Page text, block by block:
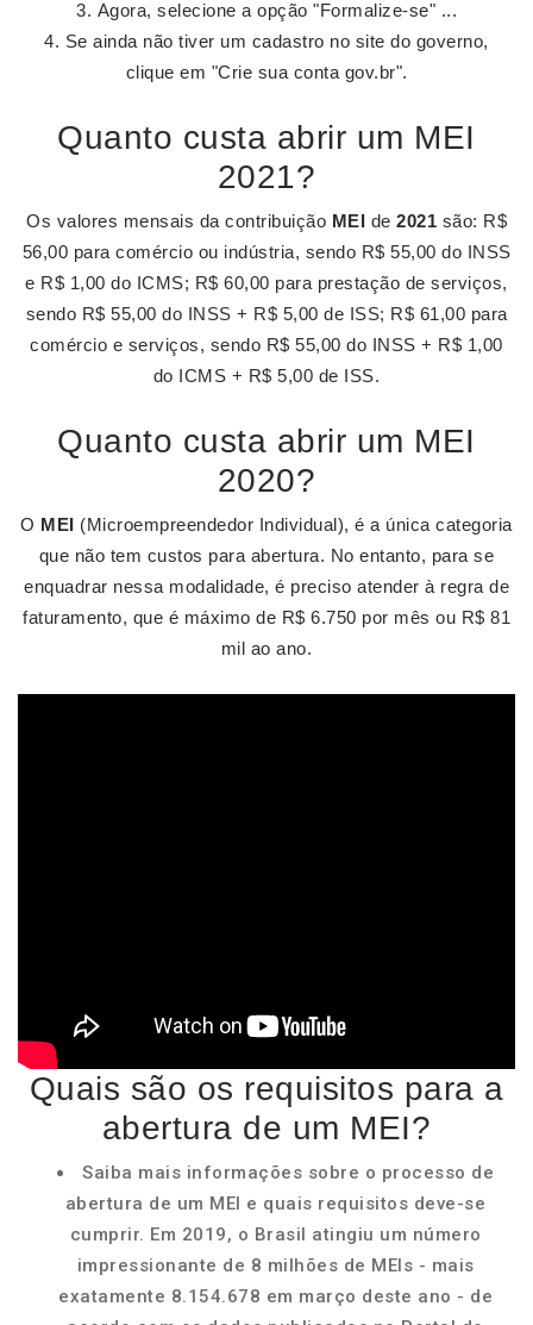
Agora, selecione a opção "Formalize-se" ...
Se ainda não tiver um cadastro no site do governo,
clique em "Crie sua conta gov.br".
Quanto custa abrir um MEI
2021?
Os valores mensais da contribuição MEI de 2021 são: R$
56,00 para comércio ou indústria, sendo R$ 55,00 do INSS
e R$ 1,00 do ICMS; R$ 60,00 para prestação de serviços,
sendo R$ 55,00 do INSS + R$ 5,00 de ISS; R$ 61,00 para
comércio e serviços, sendo R$ 55,00 do INSS + R$ 1,00
do ICMS + R$ 5,00 de ISS.
Quanto custa abrir um MEI
2020?
O MEI (Microempreendedor Individual), é a única categoria
que não tem custos para abertura. No entanto, para se
enquadrar nessa modalidade, é preciso atender à regra de
faturamento, que é máximo de R$ 6.750 por mês ou R$ 81
mil ao ano.
Quais são os requisitos para a
abertura de um MEI?
Saiba mais informações sobre o processo de
abertura de um MEI e quais requisitos deve-se
cumprir. Em 2019, o Brasil atingiu um número
impressionante de 8 milhões de MEIs - mais
exatamente 8.154.678 em março deste ano - de